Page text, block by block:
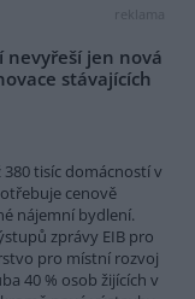
reklama
nevyřeší jen nová
stávajících
380 tisíc domácností v
cenově
nájemní bydlení.
zprávy EIB pro
pro místní rozvoj
40 % osob žijících v